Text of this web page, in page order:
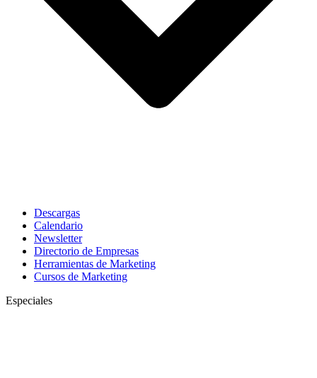
Descargas
Calendario
Newsletter
Directorio de Empresas
Herramientas de Marketing
Cursos de Marketing
Especiales